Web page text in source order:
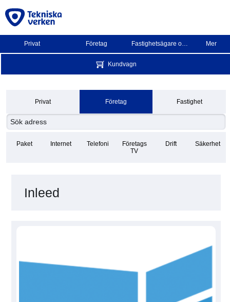
Privat Företag Fastighetsägare och BRF Mer
Kundvagn
Privat Företag Fastighet
Paket Internet Telefoni
Företags
TV
Drift Säkerhet
Inleed